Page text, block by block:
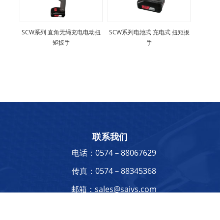
SCW系列 直角无绳充电电动扭
矩扳手
SCW系列电池式 充电式 扭矩扳
手
联系我们
电话：0574－88067629
传真：0574－88345368
邮箱：sales@saivs.com